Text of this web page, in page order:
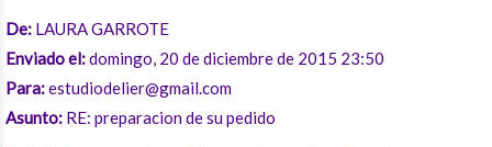
De: LAURA GARROTE
Enviado el:domingo, 20 de diciembre de 2015 23:50
Para:estudiodelier@gmail.com
Asunto: RE: preparacion de su pedido